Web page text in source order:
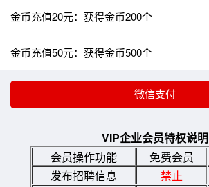
金币充值20元：获得金币200个
金币充值50元：获得金币500个
VIP企业会员特权说明
会员操作功能
免费会员
发布招聘信息
禁止